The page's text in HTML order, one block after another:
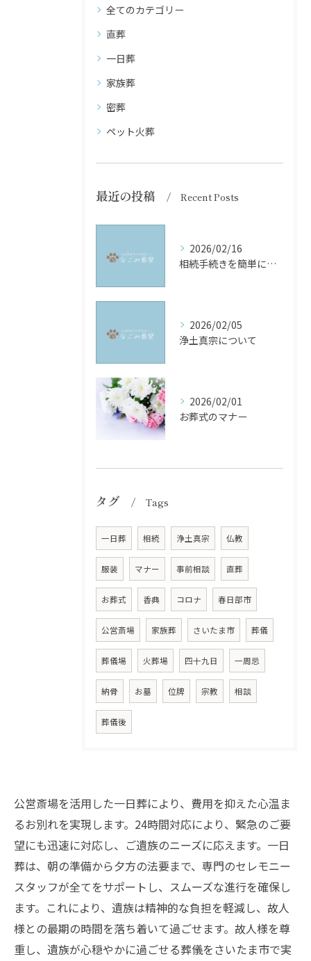
全てのカテゴリー
直葬
一日葬
家族葬
密葬
ペット火葬
最近の投稿 Recent Posts
2026/02/16
相続手続きを簡単にご紹介！！
2026/02/05
浄土真宗について
2026/02/01
お葬式のマナー
タグ Tags
一日葬 相続 浄土真宗 仏教
服装 マナー 事前相談 直葬
お葬式 香典 コロナ 春日部市
公営斎場 家族葬 さいたま市 葬儀
葬儀場 火葬場 四十九日 一周忌
納骨 お墓 位牌 宗教 相談
葬儀後
公営斎場を活用した一日葬により、費用を抑えた心温ま
るお別れを実現します。24時間対応により、緊急のご要
望にも迅速に対応し、ご遺族のニーズに応えます。一日
葬は、朝の準備から夕方の法要まで、専門のセレモニー
スタッフが全てをサポートし、スムーズな進行を確保し
ます。これにより、遺族は精神的な負担を軽減し、故人
様との最期の時間を落ち着いて過ごせます。故人様を尊
重し、遺族が心穏やかに過ごせる葬儀をさいたま市で実